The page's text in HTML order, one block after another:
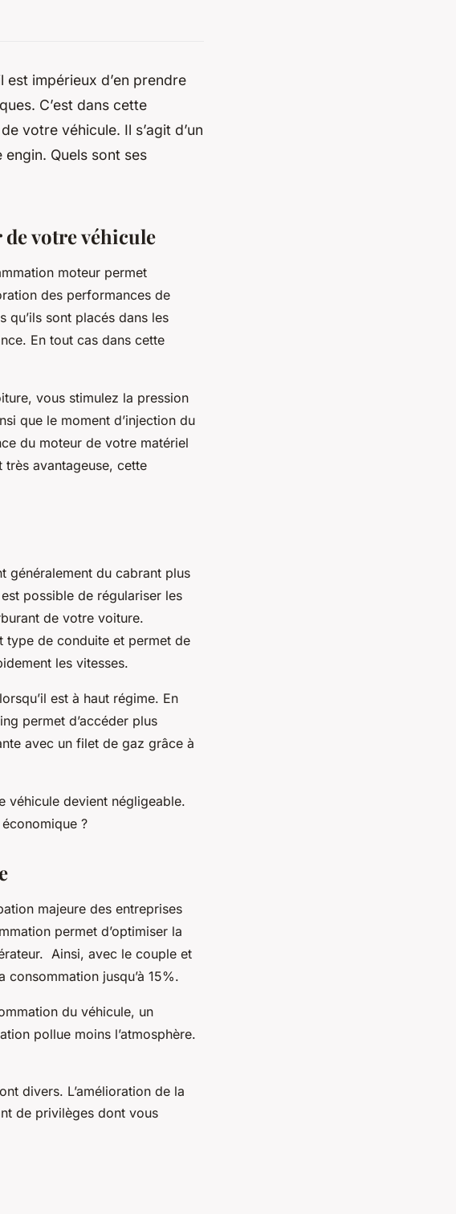
impérieux d’en prendre
C’est dans cette
de votre véhicule. Il s’agit d’un
Quels sont ses
votre véhicule
moteur permet
des performances de
sont placés dans les
En tout cas dans cette
vous stimulez la pression
que le moment d’injection du
du moteur de votre matériel
avantageuse, cette
généralement du cabrant plus
possible de régulariser les
de votre voiture.
type de conduite et permet de
les vitesses.
est à haut régime. En
permet d’accéder plus
avec un filet de gaz grâce à
véhicule devient négligeable.
?
majeure des entreprises
permet d’optimiser la
Ainsi, avec le couple et
jusqu’à 15%.
du véhicule, un
pollue moins l’atmosphère.
divers. L’amélioration de la
de privilèges dont vous